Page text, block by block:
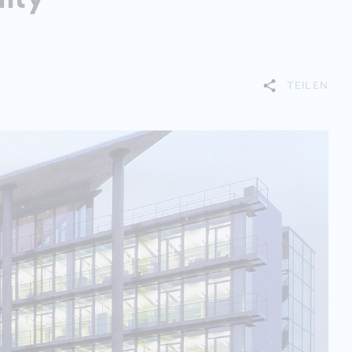
TEILEN